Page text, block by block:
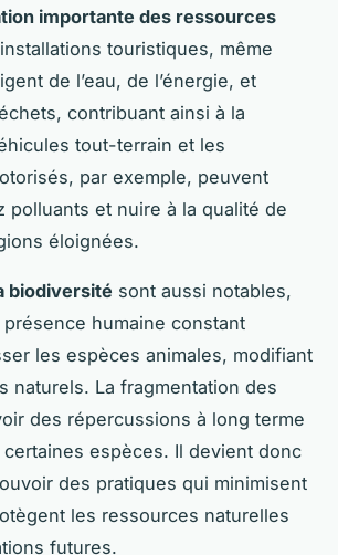
importante des ressources
touristiques, même
de l’eau, de l’énergie, et
contribuant ainsi à la
tout-terrain et les
par exemple, peuvent
polluants et nuire à la qualité de
éloignées.
biodiversité sont aussi notables,
humaine constant
les espèces animales, modifiant
naturels. La fragmentation des
des répercussions à long terme
espèces. Il devient donc
des pratiques qui minimisent
les ressources naturelles
futures.